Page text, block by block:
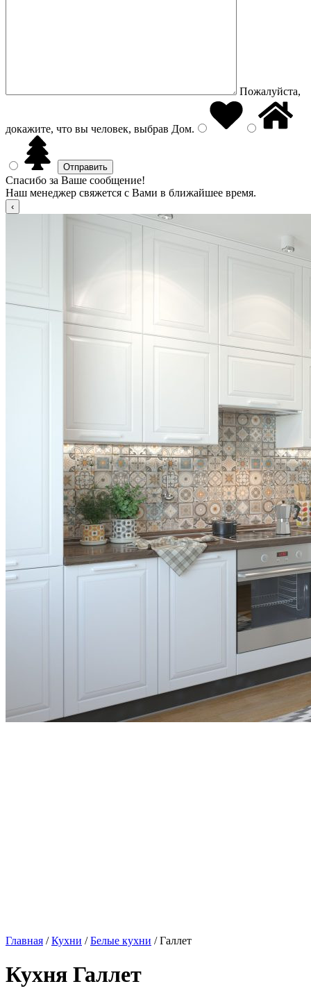
Пожалуйста,
докажите, что вы человек, выбрав Дом.
Спасибо за Ваше сообщение!
Наш менеджер свяжется с Вами в ближайшее время.
Главная /Кухни /Белые кухни / Галлет
Кухня Галлет